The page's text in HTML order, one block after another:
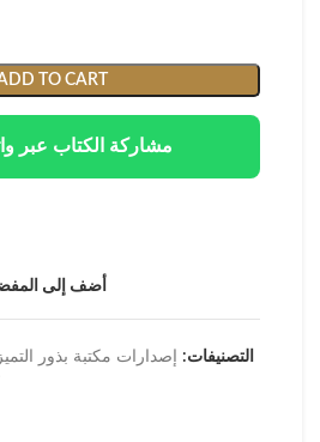
TO CART
📤 مشاركة الكتاب عبر
أضف إلى
التصنيفات: إصدارات مكتبة بذور التميز